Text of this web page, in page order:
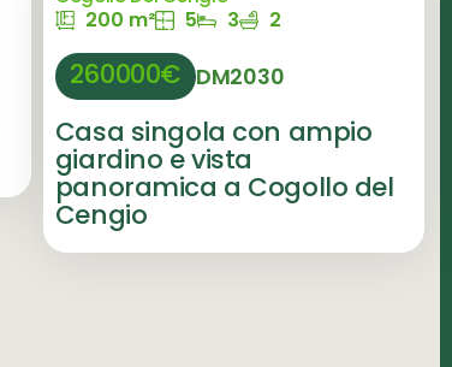
200 m² 5 3 2
260000€ DM2030
Casa singola con ampio
giardino e vista
panoramica a Cogollo del
Cengio